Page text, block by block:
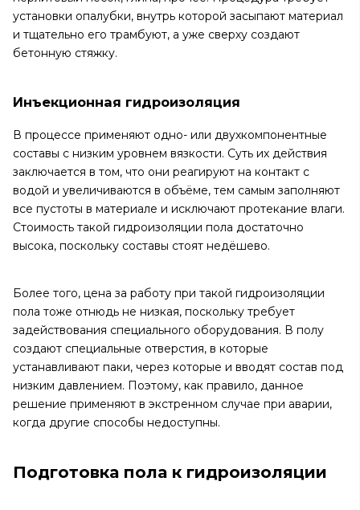
установки опалубки, внутрь которой засыпают материал
и тщательно его трамбуют, а уже сверху создают
бетонную стяжку.
Инъекционная гидроизоляция
В процессе применяют одно- или двухкомпонентные
составы с низким уровнем вязкости. Суть их действия
заключается в том, что они реагируют на контакт с
водой и увеличиваются в объёме, тем самым заполняют
все пустоты в материале и исключают протекание влаги.
Стоимость такой гидроизоляции пола достаточно
высока, поскольку составы стоят недёшево.
Более того, цена за работу при такой гидроизоляции
пола тоже отнюдь не низкая, поскольку требует
задействования специального оборудования. В полу
создают специальные отверстия, в которые
устанавливают паки, через которые и вводят состав под
низким давлением. Поэтому, как правило, данное
решение применяют в экстренном случае при аварии,
когда другие способы недоступны.
Подготовка пола к гидроизоляции